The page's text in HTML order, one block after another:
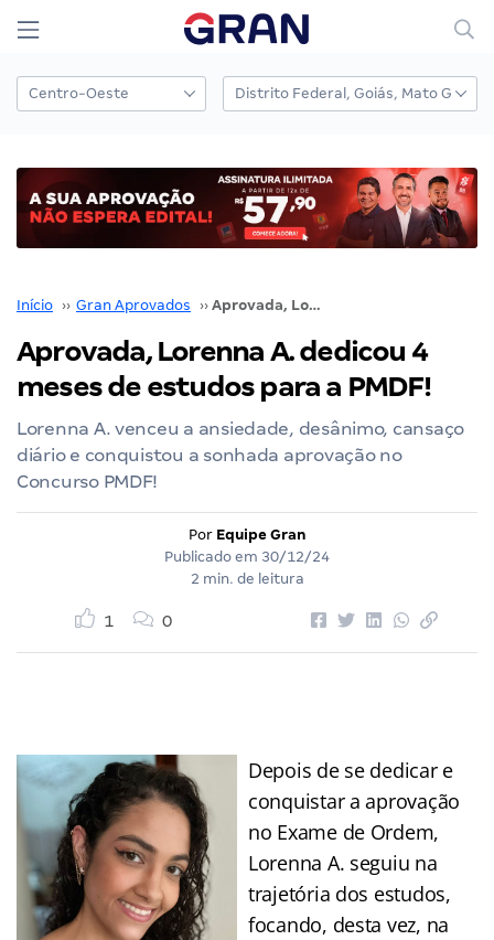
Início ›› Gran Aprovados ›› Aprovada, Lorenna A. dedicou 4 meses de estudos para a PMDF!
Aprovada, Lorenna A. dedicou 4
meses de estudos para a PMDF!
Lorenna A. venceu a ansiedade, desânimo, cansaço
diário e conquistou a sonhada aprovação no
Concurso PMDF!
Por Equipe Gran
Publicado em 30/12/24
2 min. de leitura
1 0
Depois de se dedicar e
conquistar a aprovação
no Exame de Ordem,
Lorenna A. seguiu na
trajetória dos estudos,
focando, desta vez, na